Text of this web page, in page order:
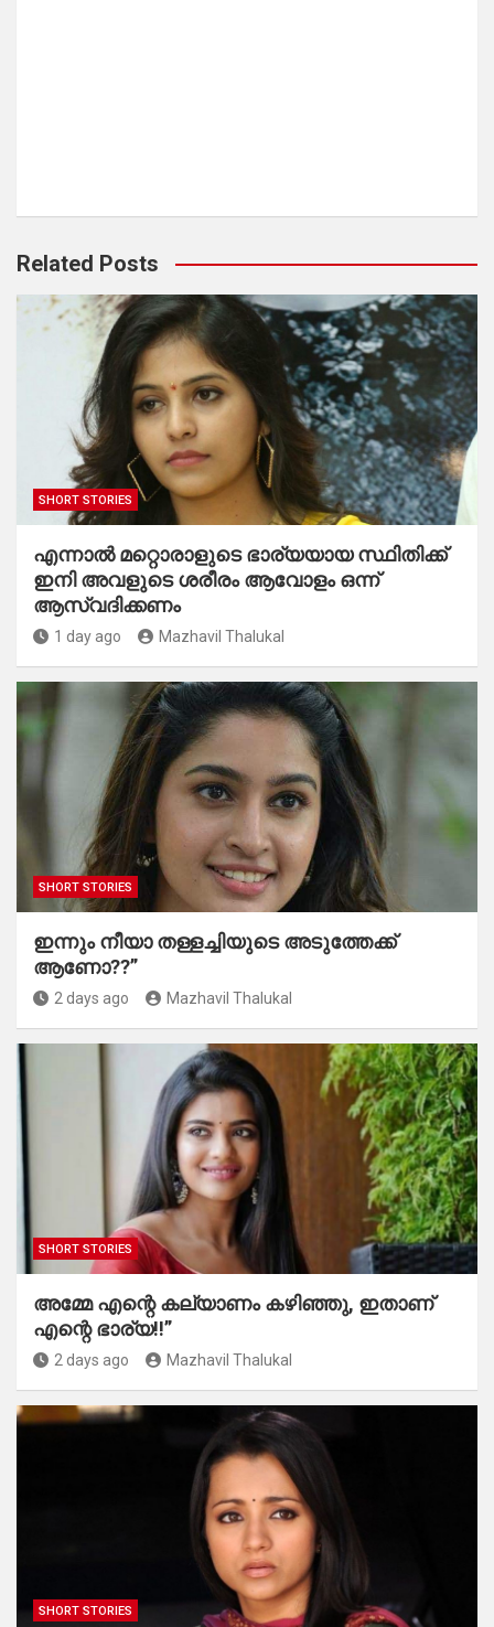
Related Posts
SHORT STORIES
എന്നാൽ മറ്റൊരാളുടെ ഭാര്യയായ സ്ഥിതിക്ക്
ഇനി അവളുടെ ശരീരം ആവോളം ഒന്ന്
ആസ്വദിക്കണം
1 day ago Mazhavil Thalukal
SHORT STORIES
ഇന്നും നീയാ തള്ളച്ചിയുടെ അടുത്തേക്ക്
ആണോ??”
2 days ago Mazhavil Thalukal
SHORT STORIES
അമ്മേ എന്റെ കല്യാണം കഴിഞ്ഞു, ഇതാണ്
എന്റെ ഭാര്യ!!”
2 days ago Mazhavil Thalukal
SHORT STORIES